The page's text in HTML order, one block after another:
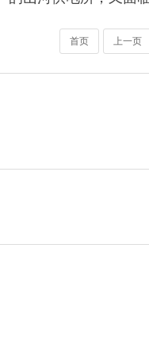
首页 上一页